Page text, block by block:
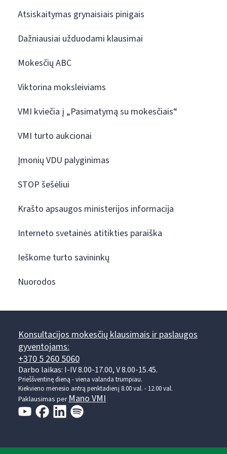
Atsiskaitymas grynaisiais pinigais
Dažniausiai užduodami klausimai
Mokesčių ABC
Viktorina moksleiviams
VMI kviečia į „Pasimatymą su mokesčiais“
VMI turto aukcionai
Įmonių VDU palyginimas
STOP šešėliui
Krašto apsaugos ministerijos informacija
Interneto svetainės atitikties paraiška
Ieškome turto savininkų
Nuorodos
Konsultacijos mokesčių klausimais ir paslaugos
gyventojams:
+370 5 260 5060
Darbo laikas: I-IV 8.00-17.00, V 8.00-15.45.
Prieššventinę dieną - viena valanda trumpiau.
Kiekvieno mėnesio antrą penktadienį 8.00 val. - 12.00 val.
Paklausimas per Mano VMI